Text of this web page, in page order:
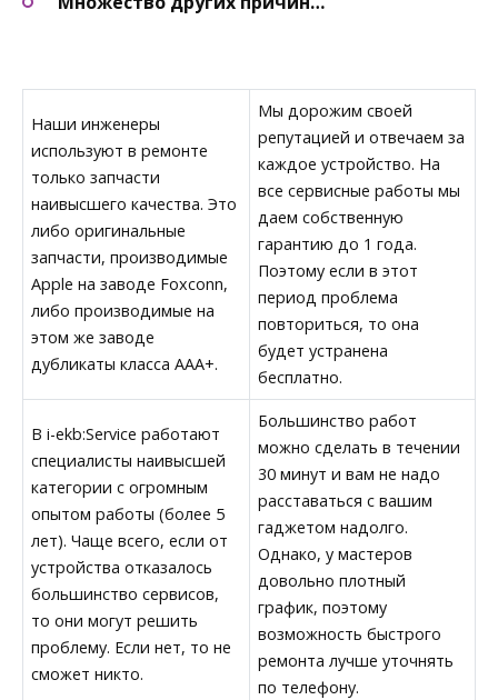
Наши инженеры
используют в ремонте
только запчасти
наивысшего качества. Это
либо оригинальные
запчасти, производимые
Apple на заводе Foxconn,
либо производимые на
этом же заводе
дубликаты класса AAA+.
Мы дорожим своей
репутацией и отвечаем за
каждое устройство. На
все сервисные работы мы
даем собственную
гарантию до 1 года.
Поэтому если в этот
период проблема
повториться, то она
будет устранена
бесплатно.
В i-ekb:Service работают
специалисты наивысшей
категории с огромным
опытом работы (более 5
лет). Чаще всего, если от
устройства отказалось
большинство сервисов,
то они могут решить
проблему. Если нет, то не
сможет никто.
Большинство работ
можно сделать в течении
30 минут и вам не надо
расставаться с вашим
гаджетом надолго.
Однако, у мастеров
довольно плотный
график, поэтому
возможность быстрого
ремонта лучше уточнять
по телефону.